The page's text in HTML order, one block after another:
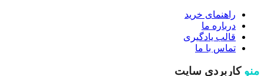
راهنمای خرید
درباره ما
قالب یادگیری
تماس با ما
منو کاربردی سایت